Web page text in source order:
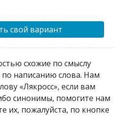
свой вариант
схожие по смыслу
написанию слова. Нам
«Лякросс», если вам
синонимы, помогите нам
их, пожалуйста, по кнопке